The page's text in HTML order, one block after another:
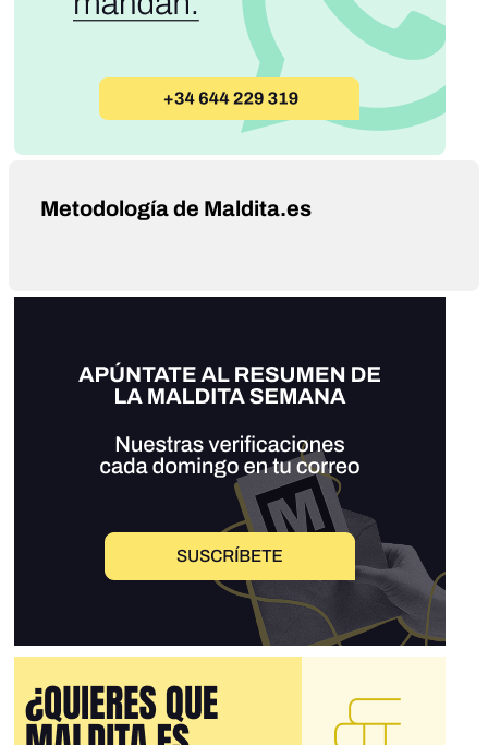
Metodología de Maldita.es